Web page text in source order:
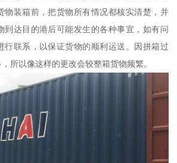
物装箱前，把货物所有情况都核实清楚，并
到达目的港后可能发生的各种事宜，如有问
行联系，以保证货物的顺利运送。因拼箱过
所以像这样的更改会较整箱货物频繁。